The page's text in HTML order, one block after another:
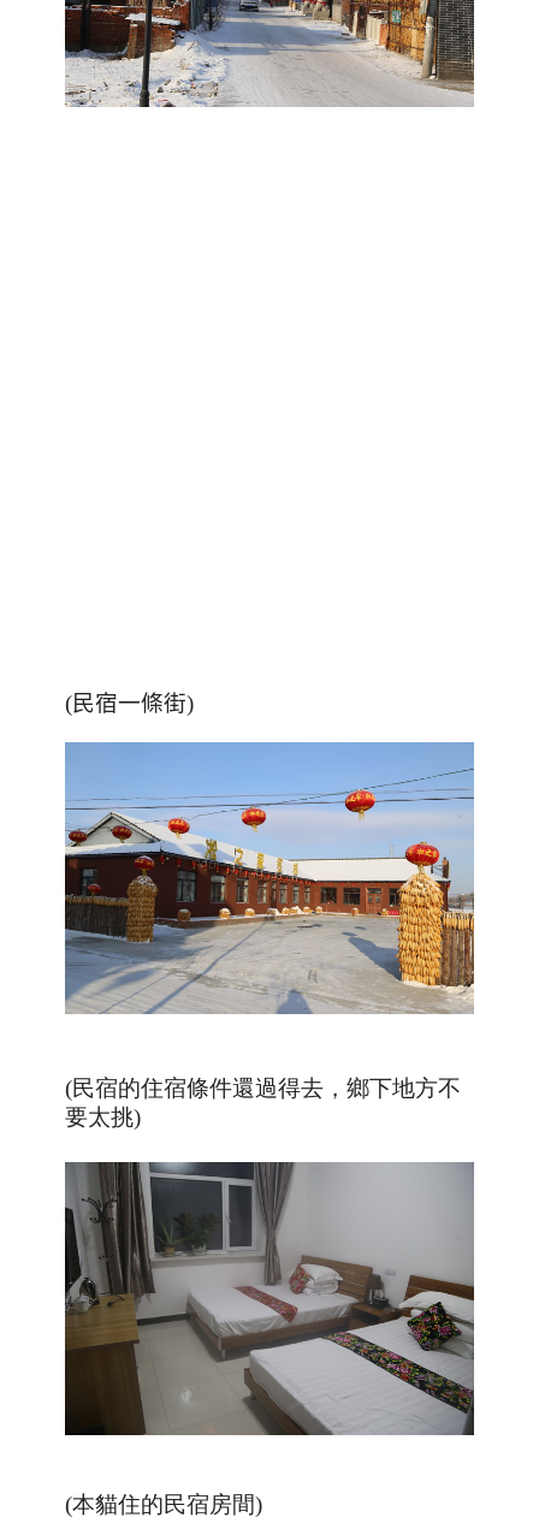
(民宿一條街)
(民宿的住宿條件還過得去，鄉下地方不
要太挑)
(本貓住的民宿房間)